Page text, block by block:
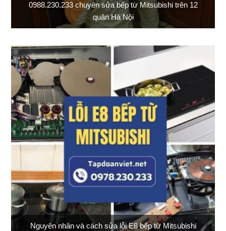
0988.230.233 chuyên sửa bếp từ Mitsubishi trên 12
quận Hà Nội
Nguyên nhân và cách sửa lỗi E8 bếp từ Mitsubishi